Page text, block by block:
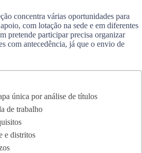
concentra várias oportunidades para
com lotação na sede e em diferentes
pretende participar precisa organizar
com antecedência, já que o envio de
única por análise de títulos
de trabalho
e distritos